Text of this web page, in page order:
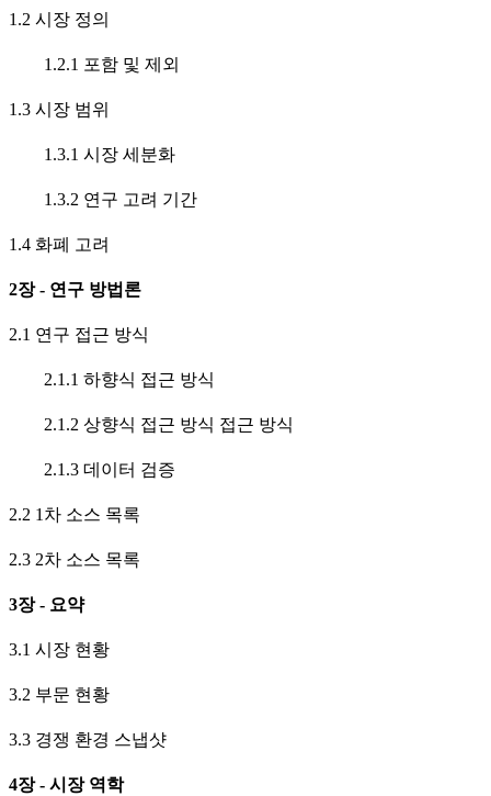
1.2 시장 정의
1.2.1 포함 및 제외
1.3 시장 범위
1.3.1 시장 세분화
1.3.2 연구 고려 기간
1.4 화폐 고려
2장 - 연구 방법론
2.1 연구 접근 방식
2.1.1 하향식 접근 방식
2.1.2 상향식 접근 방식 접근 방식
2.1.3 데이터 검증
2.2 1차 소스 목록
2.3 2차 소스 목록
3장 - 요약
3.1 시장 현황
3.2 부문 현황
3.3 경쟁 환경 스냅샷
4장 - 시장 역학